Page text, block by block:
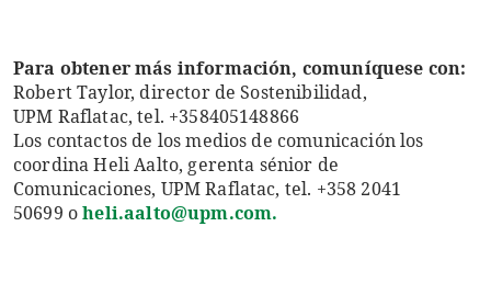
Para obtener más información, comuníquese con:
Robert Taylor, director de Sostenibilidad,
UPM Raflatac, tel. +358405148866
Los contactos de los medios de comunicación los
coordina Heli Aalto, gerenta sénior de
Comunicaciones, UPM Raflatac, tel. +358 2041
50699 oheli.aalto@upm.com.